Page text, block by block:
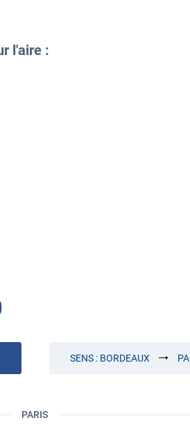
l'aire :
SENS : BORDEAUX
PARIS